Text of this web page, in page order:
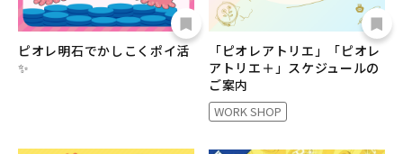
ピオレ明石でかしこくポイ活
✨
「ピオレアトリエ」「ピオレ
アトリエ＋」スケジュールの
ご案内
WORK SHOP